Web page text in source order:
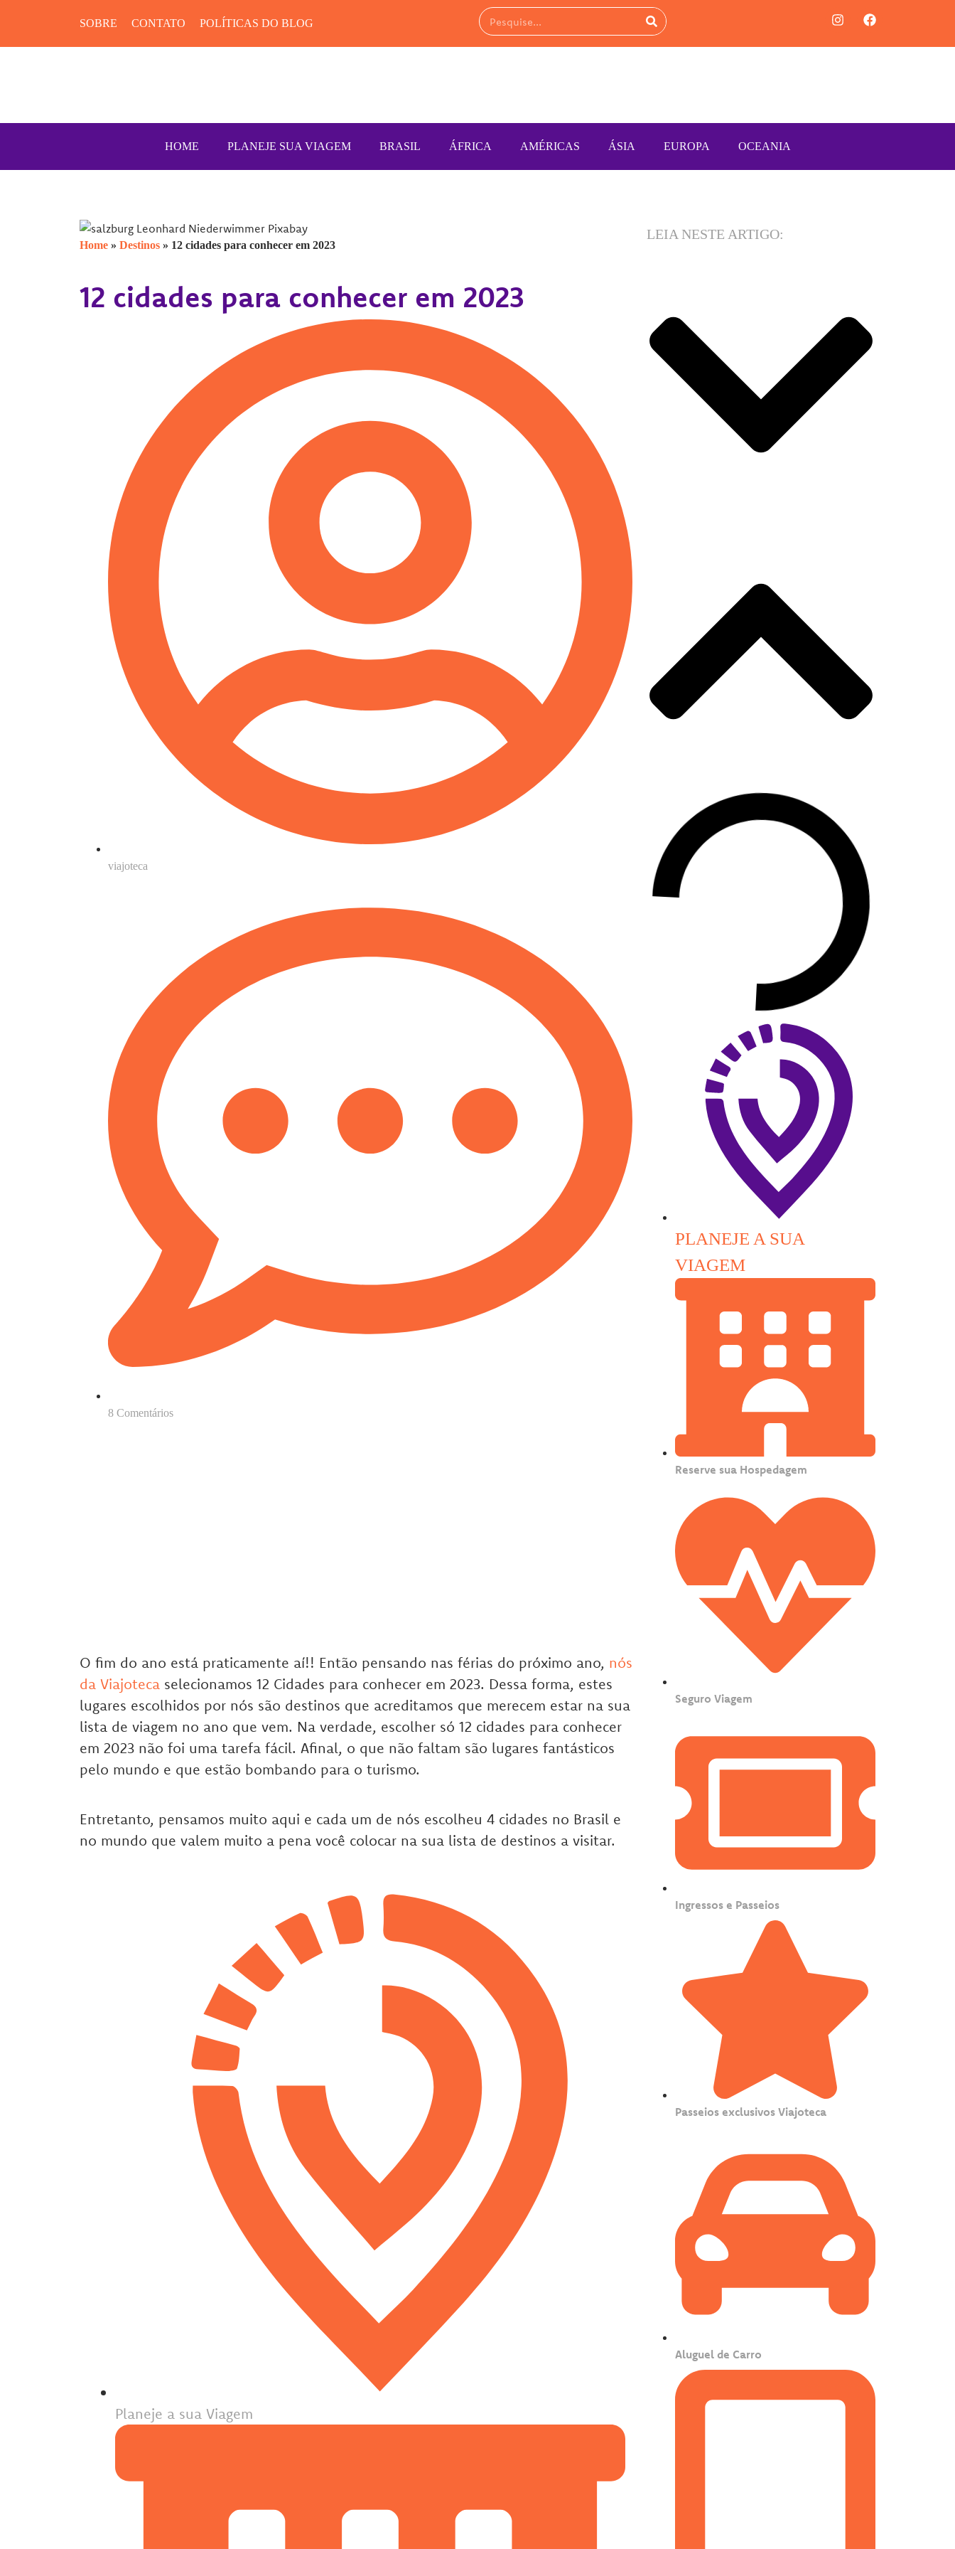
SOBRE CONTATO POLÍTICAS DO BLOG
HOME PLANEJE SUA VIAGEM BRASIL ÁFRICA AMÉRICAS ÁSIA EUROPA OCEANIA
Home » Destinos » 12 cidades para conhecer em 2023
12 cidades para conhecer em 2023
viajoteca
8 Comentários
O fim do ano está praticamente aí!! Então pensando nas férias do próximo ano, nós
da Viajoteca selecionamos 12 Cidades para conhecer em 2023. Dessa forma, estes
lugares escolhidos por nós são destinos que acreditamos que merecem estar na sua
lista de viagem no ano que vem. Na verdade, escolher só 12 cidades para conhecer
em 2023 não foi uma tarefa fácil. Afinal, o que não faltam são lugares fantásticos
pelo mundo e que estão bombando para o turismo.
Entretanto, pensamos muito aqui e cada um de nós escolheu 4 cidades no Brasil e
no mundo que valem muito a pena você colocar na sua lista de destinos a visitar.
Planeje a sua Viagem
LEIA NESTE ARTIGO:
PLANEJE A SUA
VIAGEM
Reserve sua Hospedagem
Seguro Viagem
Ingressos e Passeios
Passeios exclusivos Viajoteca
Aluguel de Carro